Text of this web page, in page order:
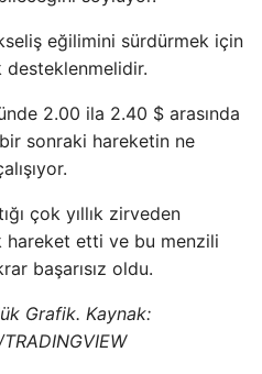
eğilimini sürdürmek için
2.00 ila 2.40 $ arasında
sonraki hareketin ne
çok yıllık zirveden
etti ve bu menzili
başarısız oldu.
Grafik. Kaynak:
TRADINGVIEW